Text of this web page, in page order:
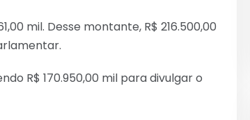
mil. Desse montante, R$ 216.500,00
R$ 170.950,00 mil para divulgar o